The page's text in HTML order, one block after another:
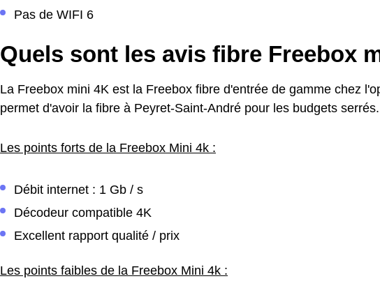
Pas de WIFI 6
Quels sont les avis fibre Freebox
La Freebox mini 4K est la Freebox fibre d'entrée de gamme chez
permet d'avoir la fibre à Peyret-Saint-André pour les budgets serrés.
Les points forts de la Freebox Mini 4k :
Débit internet : 1 Gb / s
Décodeur compatible 4K
Excellent rapport qualité / prix
Les points faibles de la Freebox Mini 4k :